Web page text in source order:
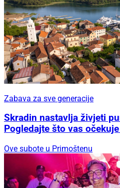
Zabava za sve generacije
Skradin nastavlja živjeti
Pogledajte što vas
Ove subote u Primoštenu